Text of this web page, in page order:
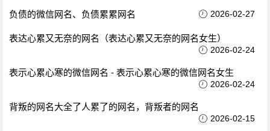
负债的微信网名、负债累累网名 2026-02-27
表达心累又无奈的网名（表达心累又无奈的网名女生）
2026-02-24
表示心累心寒的微信网名 - 表示心累心寒的微信网名女生
2026-02-24
背叛的网名大全了人累了的网名，背叛者的网名
2026-02-15